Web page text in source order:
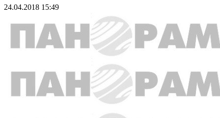
24.04.2018 15:49